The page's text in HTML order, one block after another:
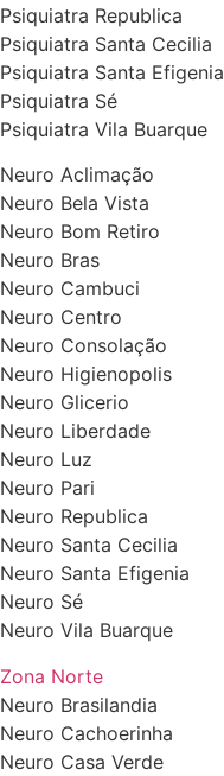
Psiquiatra Republica
Psiquiatra Santa Cecilia
Psiquiatra Santa Efigenia
Psiquiatra Sé
Psiquiatra Vila Buarque
Neuro Aclimação
Neuro Bela Vista
Neuro Bom Retiro
Neuro Bras
Neuro Cambuci
Neuro Centro
Neuro Consolação
Neuro Higienopolis
Neuro Glicerio
Neuro Liberdade
Neuro Luz
Neuro Pari
Neuro Republica
Neuro Santa Cecilia
Neuro Santa Efigenia
Neuro Sé
Neuro Vila Buarque
Zona Norte
Neuro Brasilandia
Neuro Cachoerinha
Neuro Casa Verde